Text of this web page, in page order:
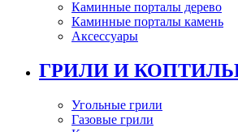
Каминные порталы дерево
Каминные порталы камень
Аксессуары
ГРИЛИ И
Угольные грили
Газовые грили